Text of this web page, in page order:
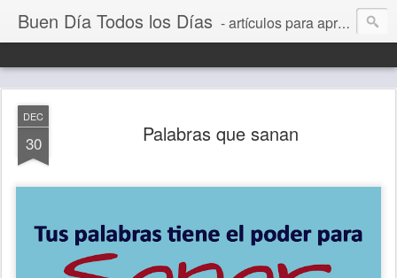
Buen Día Todos los Días - artículos para aprender a vivir mejor, un día a la vez. Por Juan C Quintero
DEC
30 Palabras que sanan